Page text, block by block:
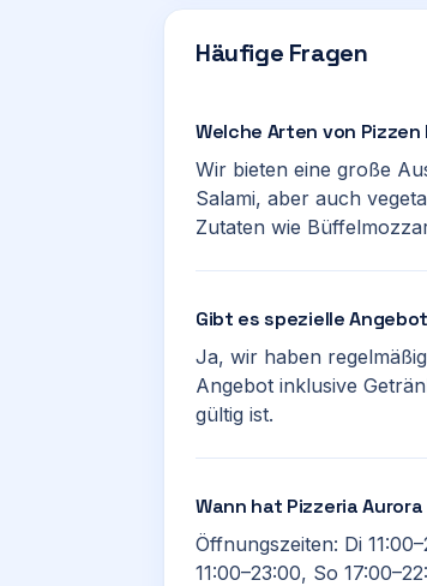
Häufige Fragen
Welche Arten von
Wir bieten eine große
Salami, aber auch
Zutaten wie
Gibt es spezielle
Ja, wir haben
Angebot inklusive
gültig ist.
Wann hat Pizzeria
Öffnungszeiten: Di
11:00–23:00, So